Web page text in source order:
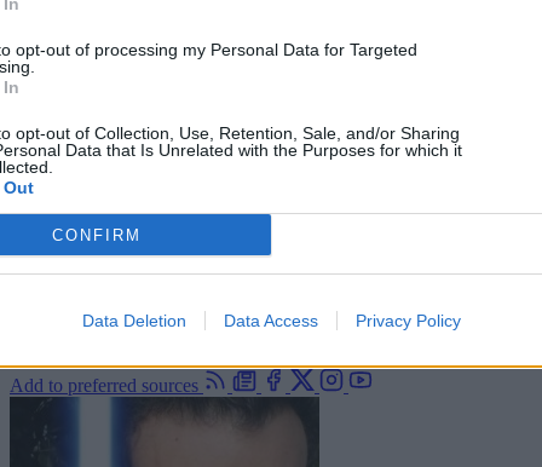
opt-out of processing my Personal Data for Targeted
opt-out of Collection, Use, Retention, Sale, and/or Sharing
Data that Is Unrelated with the Purposes for which it
CONFIRM
Data Deletion Data Access Privacy Policy
Add to preferred sources